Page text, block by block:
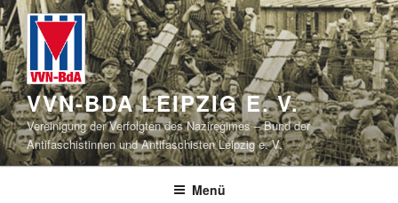
Zum
Inhalt
springen
VVN-BDA LEIPZIG E. V.
Vereinigung der Verfolgten des Naziregimes – Bund der
Antifaschistinnen und Antifaschisten Leipzig e. V.
Menü